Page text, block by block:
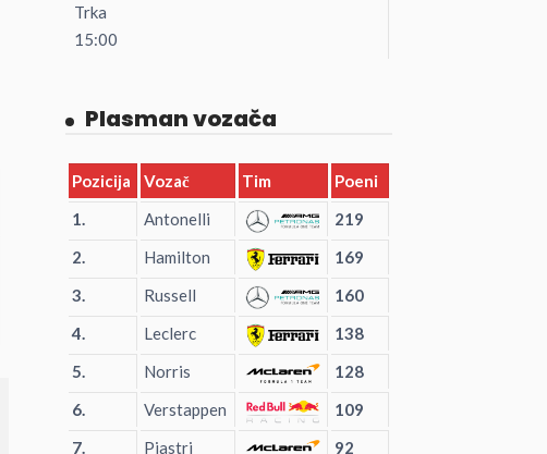
Trka
15:00
Plasman vozača
Pozicija Vozač Tim
Poeni
1.
Antonelli
219
2.
Hamilton
169
3.
Russell
160
4.
Leclerc
138
5.
Norris
128
6.
Verstappen
109
7.
Piastri
92